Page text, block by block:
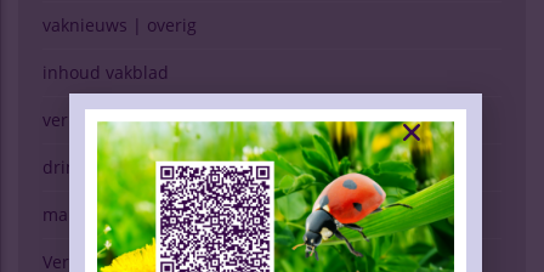
vaknieuws | overig
inhoud vakblad
verkopen (g)een kunst
drinken & gezondheid
marktspiegel
Verschijning Drinks Slijtersvakblad